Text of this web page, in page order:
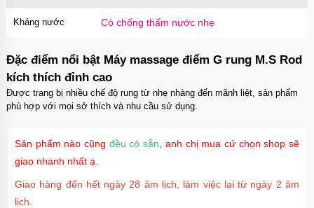
Ốp lưng MagSafe iPhone 17 Clear Case trong
Mã
OPC17
Ốp lưng iPhone 17 Pro Max Clear Case
Magnetic trong suốt
MãOPC17MXtrị giá70.000₫
suốt
trị giá
tối giản
Kháng nước Có chống thấm nước nhẹ
Đặc điểm nổi bật Máy massage điểm G rung M.S Rod
kích thích đỉnh cao
Được trang bị nhiều chế độ rung từ nhẹ nhàng đến mãnh liệt, sản phẩm
phù hợp với mọi sở thích và nhu cầu sử dụng.
Sản phẩm nào cũng đều có sẵn , anh chị mua cứ chọn shop sẽ
giao nhanh nhất ạ.
Giao hàng đến hết ngày 28 âm lịch, làm việc lại từ ngày 2 âm
lịch.